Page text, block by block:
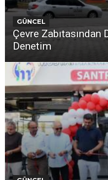
GÜNCEL
Çevre Zabıtasından
Denetim